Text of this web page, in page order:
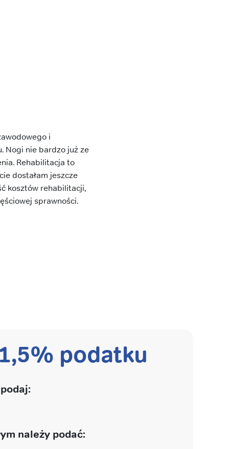
i
Nogi nie bardzo już ze
Rehabilitacja to
dostałam jeszcze
kosztów rehabilitacji,
sprawności.
podatku
należy podać: